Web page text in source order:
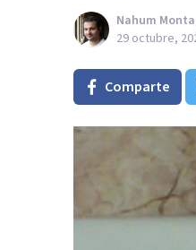
Nahum
29 octubre,
Comparte